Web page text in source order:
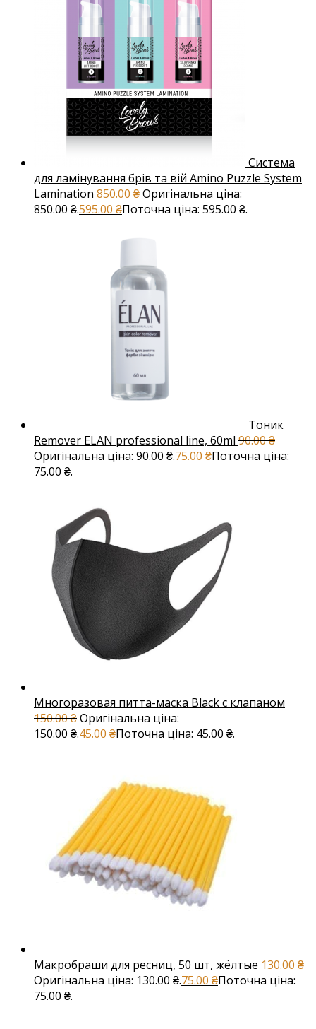
Система
для ламінування брів та вій Amino Puzzle System
Lamination 850.00₴Оригінальна ціна:
850.00 ₴.595.00 ₴Поточна ціна: 595.00 ₴.
Тоник
Remover ELAN professional line, 60ml 90.00₴
Оригінальна ціна: 90.00 ₴.75.00 ₴Поточна ціна:
75.00 ₴.
Многоразовая питта-маска Black с клапаном
150.00₴Оригінальна ціна:
150.00 ₴.45.00 ₴Поточна ціна: 45.00 ₴.
Макробраши для ресниц, 50 шт, жёлтые 130.00₴
Оригінальна ціна: 130.00 ₴.75.00 ₴Поточна ціна:
75.00 ₴.